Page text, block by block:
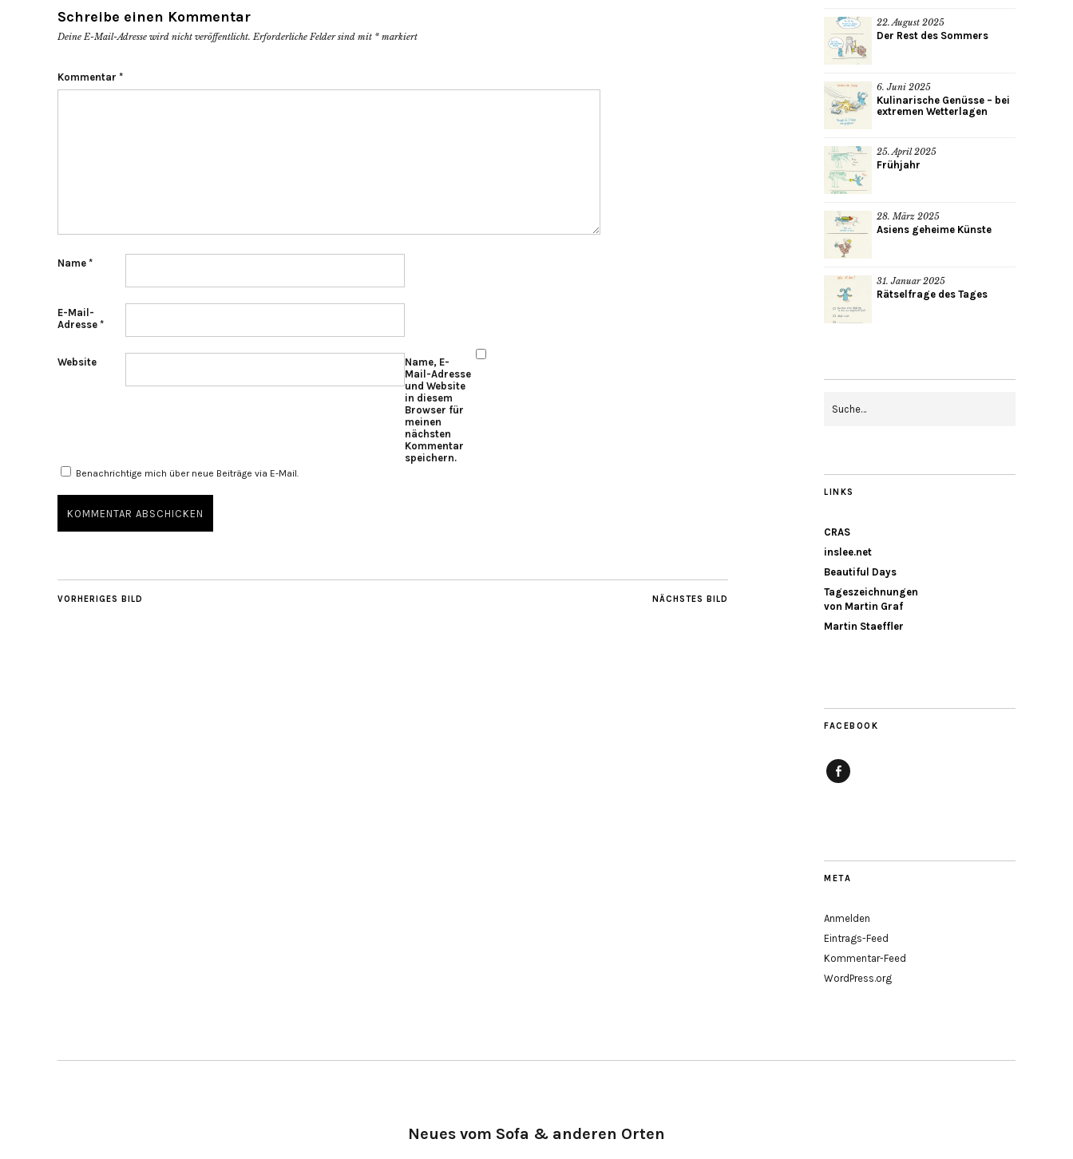
Schreibe einen Kommentar
Deine E-Mail-Adresse wird nicht veröffentlicht. Erforderliche Felder sind mit * markiert
Kommentar *
Name *
E-Mail-
Adresse *
Website
Name, E-
Mail-Adresse
und Website
in diesem
Browser für
meinen
nächsten
Kommentar
speichern.
Benachrichtige mich über neue Beiträge via E-Mail.
NÄCHSTES BILD
VORHERIGES BILD
22. August 2025
Der Rest des Sommers
6. Juni 2025
Kulinarische Genüsse – bei
extremen Wetterlagen
25. April 2025
Frühjahr
28. März 2025
Asiens geheime Künste
31. Januar 2025
Rätselfrage des Tages
LINKS
CRAS
inslee.net
Beautiful Days
Tageszeichnungen
von Martin Graf
Martin Staeffler
FACEBOOK
META
Anmelden
Eintrags-Feed
Kommentar-Feed
WordPress.org
Neues vom Sofa & anderen Orten